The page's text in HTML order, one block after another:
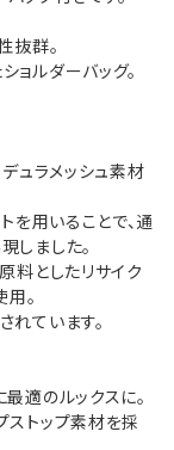
抜群。
ョルダーバッグ。
ュラメッシュ素材
を用いることで、通
しました。
料としたリサイク
。
ています。
適のルックスに。
ストップ素材を採